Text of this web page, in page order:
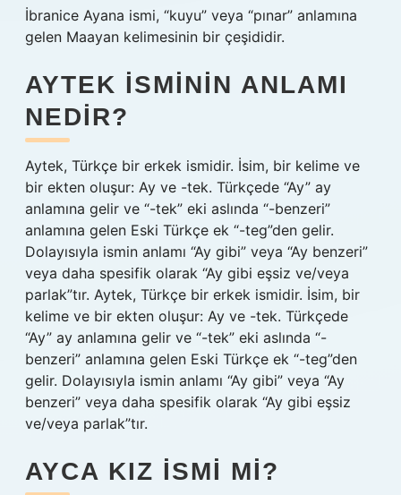
İbranice Ayana ismi, “kuyu” veya “pınar” anlamına
gelen Maayan kelimesinin bir çeşididir.
AYTEK ISMININ ANLAMI
NEDIR?
Aytek, Türkçe bir erkek ismidir. İsim, bir kelime ve
bir ekten oluşur: Ay ve -tek. Türkçede “Ay” ay
anlamına gelir ve “-tek” eki aslında “-benzeri”
anlamına gelen Eski Türkçe ek “-teg”den gelir.
Dolayısıyla ismin anlamı “Ay gibi” veya “Ay benzeri”
veya daha spesifik olarak “Ay gibi eşsiz ve/veya
parlak”tır. Aytek, Türkçe bir erkek ismidir. İsim, bir
kelime ve bir ekten oluşur: Ay ve -tek. Türkçede
“Ay” ay anlamına gelir ve “-tek” eki aslında “-
benzeri” anlamına gelen Eski Türkçe ek “-teg”den
gelir. Dolayısıyla ismin anlamı “Ay gibi” veya “Ay
benzeri” veya daha spesifik olarak “Ay gibi eşsiz
ve/veya parlak”tır.
AYCA KIZ ISMI MI?